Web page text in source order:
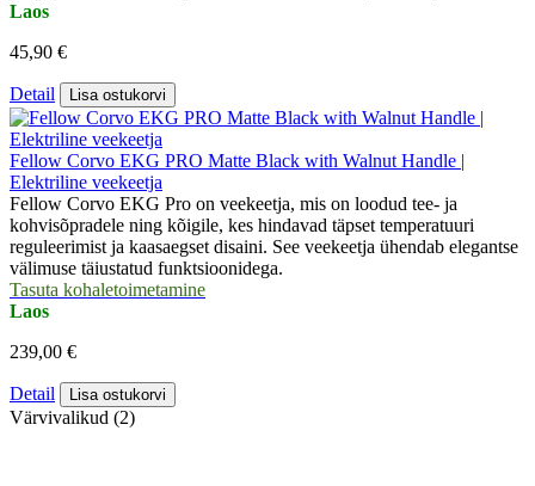
Laos
45,90 €
Detail Lisa ostukorvi
Fellow Corvo EKG PRO Matte Black with Walnut Handle |
Elektriline veekeetja
Fellow Corvo EKG Pro on veekeetja, mis on loodud tee- ja
kohvisõpradele ning kõigile, kes hindavad täpset temperatuuri
reguleerimist ja kaasaegset disaini. See veekeetja ühendab elegantse
välimuse täiustatud funktsioonidega.
Tasuta kohaletoimetamine
Laos
239,00 €
Detail Lisa ostukorvi
Värvivalikud (2)